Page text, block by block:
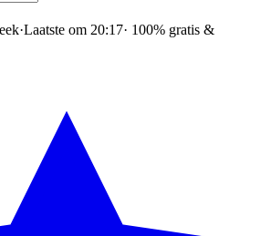
·Laatste om 20:17· 100% gratis &